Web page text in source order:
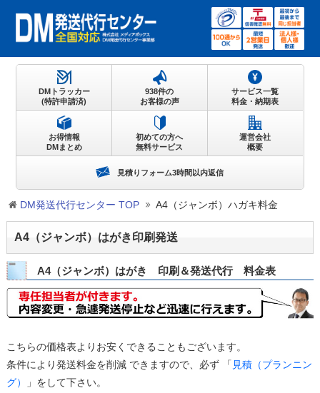
DM発送代行センター TOP A4（ジャンボ）ハガキ料金
A4（ジャンボ）はがき印刷発送
A4（ジャンボ）はがき 印刷＆発送代行 料金表
こちらの価格表よりお安くできることもございます。
条件により発送料金を削減 できますので、必ず 「 見積（プランニン
グ）
」をして下さい。
DMトラッカー
(特許申請済)
938件の
お客様の声
サービス一覧
料金・納期表
お得情報
DMまとめ
初めての方へ
無料サービス
運営会社
概要
見積りフォーム3時間以内返信